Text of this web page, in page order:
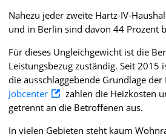
Nahezu jeder zweite Hartz-IV-
und in Berlin sind davon 44 Prozent
Für dieses Ungleichgewicht ist die
Leistungsbezug zuständig. Seit 2015
die ausschlaggebende Grundlage
Jobcenter
zahlen die Heizkosten
getrennt an die Betroffenen aus.
In vielen Gebieten steht kaum